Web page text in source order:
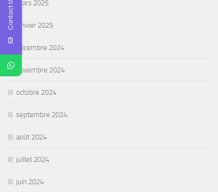
mars 2025
janvier 2025
décembre 2024
novembre 2024
octobre 2024
septembre 2024
août 2024
juillet 2024
juin 2024
Contact Us